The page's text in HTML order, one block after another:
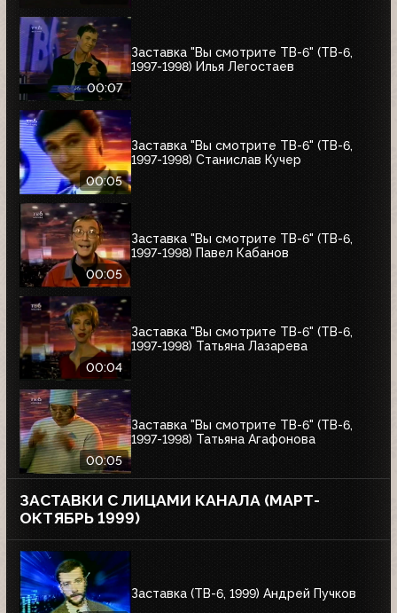
00:07
Заставка "Вы смотрите ТВ-6" (ТВ-6,
1997-1998) Илья Легостаев
00:05
Заставка "Вы смотрите ТВ-6" (ТВ-6,
1997-1998) Станислав Кучер
00:05
Заставка "Вы смотрите ТВ-6" (ТВ-6,
1997-1998) Павел Кабанов
00:04
Заставка "Вы смотрите ТВ-6" (ТВ-6,
1997-1998) Татьяна Лазарева
00:05
Заставка "Вы смотрите ТВ-6" (ТВ-6,
1997-1998) Татьяна Агафонова
ЗАСТАВКИ С ЛИЦАМИ КАНАЛА (МАРТ-
ОКТЯБРЬ 1999)
Заставка (ТВ-6, 1999) Андрей Пучков